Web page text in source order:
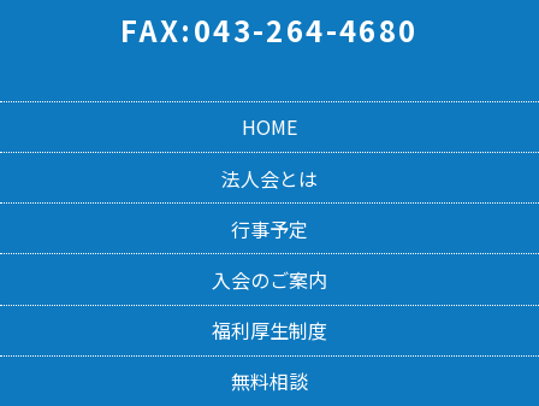
FAX:043-264-4680
HOME
法人会とは
行事予定
入会のご案内
福利厚生制度
無料相談